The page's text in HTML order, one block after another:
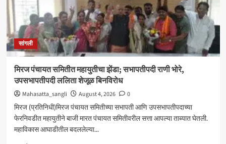
संजयकाकांचा
विरोधकांवर
निशाणा
सांगली
मिरज पंचायत समितीत महायुतीचा झेंडा; सभापतीपदी राणी भोरे,
उपसभापतीपदी ललिता शेजूळ बिनविरोध
Mahasatta_sangli August 4, 2026
0
मिरज (प्रतिनिधी)मिरज पंचायत समितीच्या सभापती आणि उपसभापतीपदाच्या
फेरनिवडीत महायुतीने बाजी मारत पंचायत समितीवरील सत्ता आपल्या ताब्यात घेतली.
महाविकास आघाडीतील बदललेल्या...